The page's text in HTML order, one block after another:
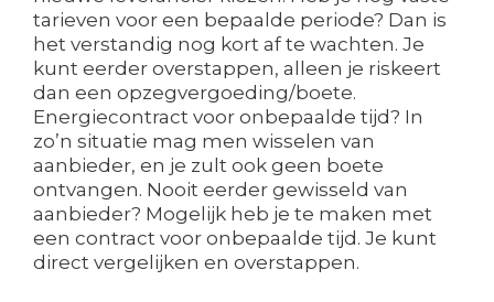
tarieven voor een bepaalde periode? Dan is
het verstandig nog kort af te wachten. Je
kunt eerder overstappen, alleen je riskeert
dan een opzegvergoeding/boete.
Energiecontract voor onbepaalde tijd? In
zo’n situatie mag men wisselen van
aanbieder, en je zult ook geen boete
ontvangen. Nooit eerder gewisseld van
aanbieder? Mogelijk heb je te maken met
een contract voor onbepaalde tijd. Je kunt
direct vergelijken en overstappen.